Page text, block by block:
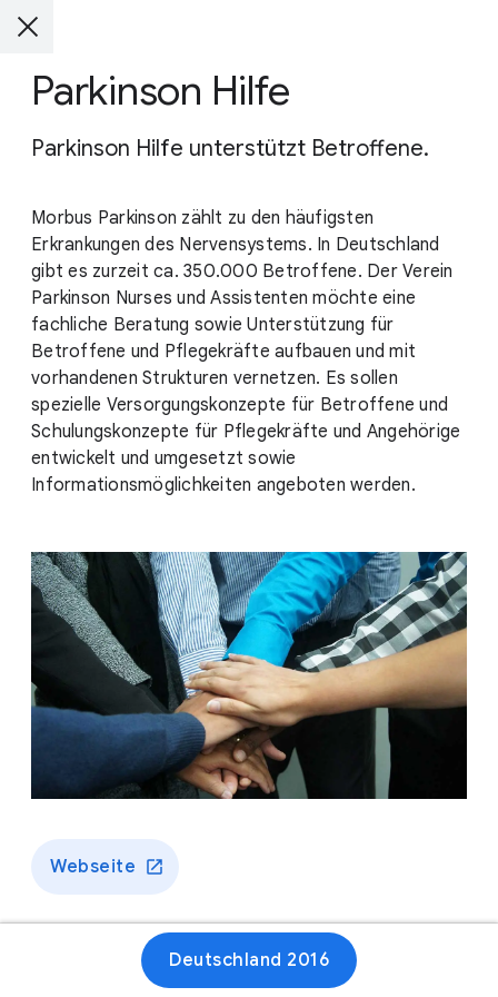
Parkinson Hilfe
Parkinson Hilfe unterstützt Betroffene.
Morbus Parkinson zählt zu den häufigsten
Erkrankungen des Nervensystems. In Deutschland
gibt es zurzeit ca. 350.000 Betroffene. Der Verein
Parkinson Nurses und Assistenten möchte eine
fachliche Beratung sowie Unterstützung für
Betroffene und Pflegekräfte aufbauen und mit
vorhandenen Strukturen vernetzen. Es sollen
spezielle Versorgungskonzepte für Betroffene und
Schulungskonzepte für Pflegekräfte und Angehörige
entwickelt und umgesetzt sowie
Informationsmöglichkeiten angeboten werden.
Webseite
Deutschland 2016